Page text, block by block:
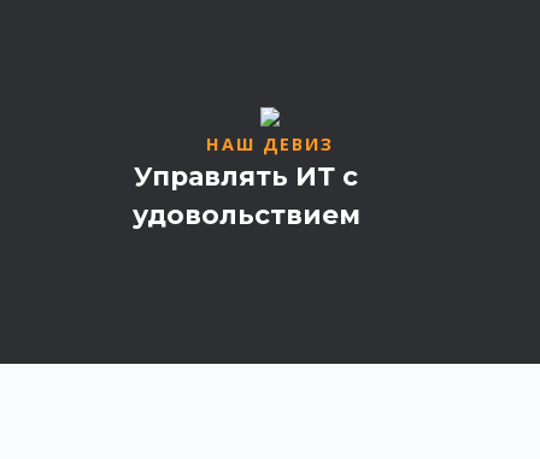
НАШ ДЕВИЗ
Управлять ИТ с
удовольствием